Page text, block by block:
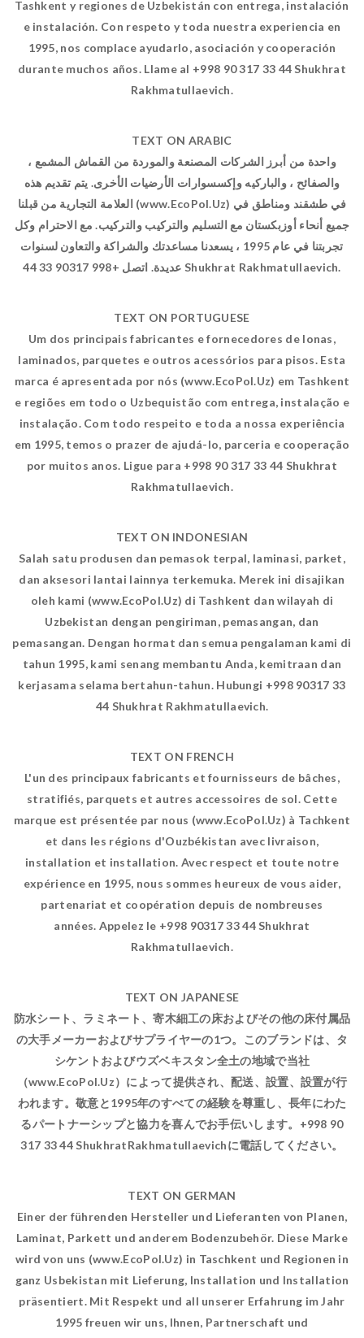
Tashkent y regiones de Uzbekistán con entrega, instalación
e instalación. Con respeto y toda nuestra experiencia en
1995, nos complace ayudarlo, asociación y cooperación
durante muchos años. Llame al +998 90 317 33 44 Shukhrat
Rakhmatullaevich.
TEXT ON ARABIC
واحدة من أبرز الشركات المصنعة والموردة من القماش المشمع ،
والصفائح ، والباركيه وإكسسوارات الأرضيات الأخرى. يتم تقديم هذه
العلامة التجارية من قبلنا (www.EcoPol.Uz) في طشقند ومناطق في
جميع أنحاء أوزبكستان مع التسليم والتركيب والتركيب. مع الاحترام وكل
تجربتنا في عام 1995 ، يسعدنا مساعدتك والشراكة والتعاون لسنوات
عديدة. اتصل +998 90317 33 44 Shukhrat Rakhmatullaevich.
TEXT ON PORTUGUESE
Um dos principais fabricantes e fornecedores de lonas,
laminados, parquetes e outros acessórios para pisos. Esta
marca é apresentada por nós (www.EcoPol.Uz) em Tashkent
e regiões em todo o Uzbequistão com entrega, instalação e
instalação. Com todo respeito e toda a nossa experiência
em 1995, temos o prazer de ajudá-lo, parceria e cooperação
por muitos anos. Ligue para +998 90 317 33 44 Shukhrat
Rakhmatullaevich.
TEXT ON INDONESIAN
Salah satu produsen dan pemasok terpal, laminasi, parket,
dan aksesori lantai lainnya terkemuka. Merek ini disajikan
oleh kami (www.EcoPol.Uz) di Tashkent dan wilayah di
Uzbekistan dengan pengiriman, pemasangan, dan
pemasangan. Dengan hormat dan semua pengalaman kami di
tahun 1995, kami senang membantu Anda, kemitraan dan
kerjasama selama bertahun-tahun. Hubungi +998 90317 33
44 Shukhrat Rakhmatullaevich.
TEXT ON FRENCH
L'un des principaux fabricants et fournisseurs de bâches,
stratifiés, parquets et autres accessoires de sol. Cette
marque est présentée par nous (www.EcoPol.Uz) à Tachkent
et dans les régions d'Ouzbékistan avec livraison,
installation et installation. Avec respect et toute notre
expérience en 1995, nous sommes heureux de vous aider,
partenariat et coopération depuis de nombreuses
années. Appelez le +998 90317 33 44 Shukhrat
Rakhmatullaevich.
TEXT ON JAPANESE
防水シート、ラミネート、寄木細工の床およびその他の床付属品
の大手メーカーおよびサプライヤーの1つ。このブランドは、タ
シケントおよびウズベキスタン全土の地域で当社
（www.EcoPol.Uz）によって提供され、配送、設置、設置が行
われます。敬意と1995年のすべての経験を尊重し、長年にわた
るパートナーシップと協力を喜んでお手伝いします。+998 90
317 33 44 ShukhratRakhmatullaevichに電話してください。
TEXT ON GERMAN
Einer der führenden Hersteller und Lieferanten von Planen,
Laminat, Parkett und anderem Bodenzubehör. Diese Marke
wird von uns (www.EcoPol.Uz) in Taschkent und Regionen in
ganz Usbekistan mit Lieferung, Installation und Installation
präsentiert. Mit Respekt und all unserer Erfahrung im Jahr
1995 freuen wir uns, Ihnen, Partnerschaft und